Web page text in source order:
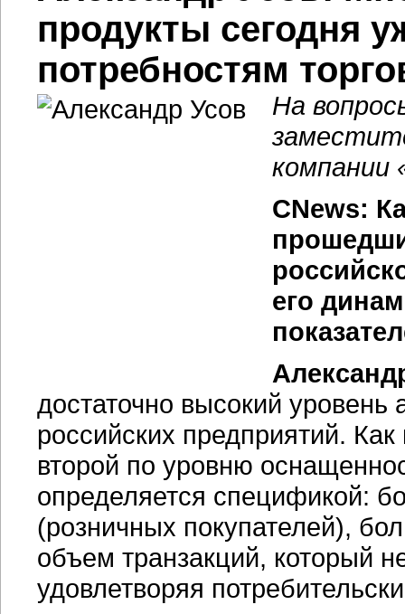
продукты сегодня
потребностям
На
компании
CNews:
его
достаточно высокий
российских предприятий.
второй по уровню
определяется спецификой:
(розничных покупателей),
объем транзакций, который
удовлетворяя